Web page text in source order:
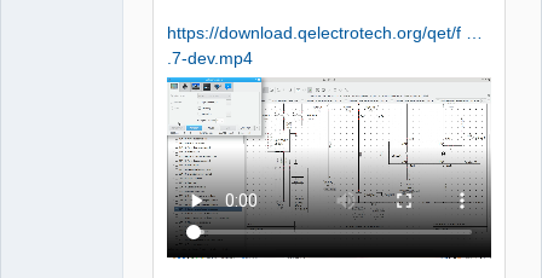
https://download.qelectrotech.org/qet/f …
.7-dev.mp4